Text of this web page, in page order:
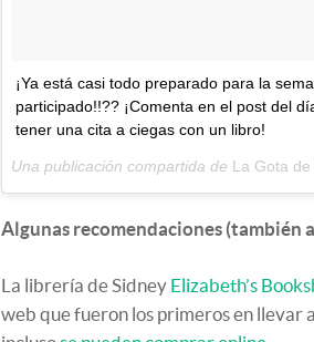
¡Ya está casi todo preparado para la
participado!!?? ¡Comenta en el post del
tener una cita a ciegas con un libro!
Una publicación compartida de La Gota
Algunas recomendaciones (también
La librería de Sidney Elizabeth’s
web que fueron los primeros en llevar